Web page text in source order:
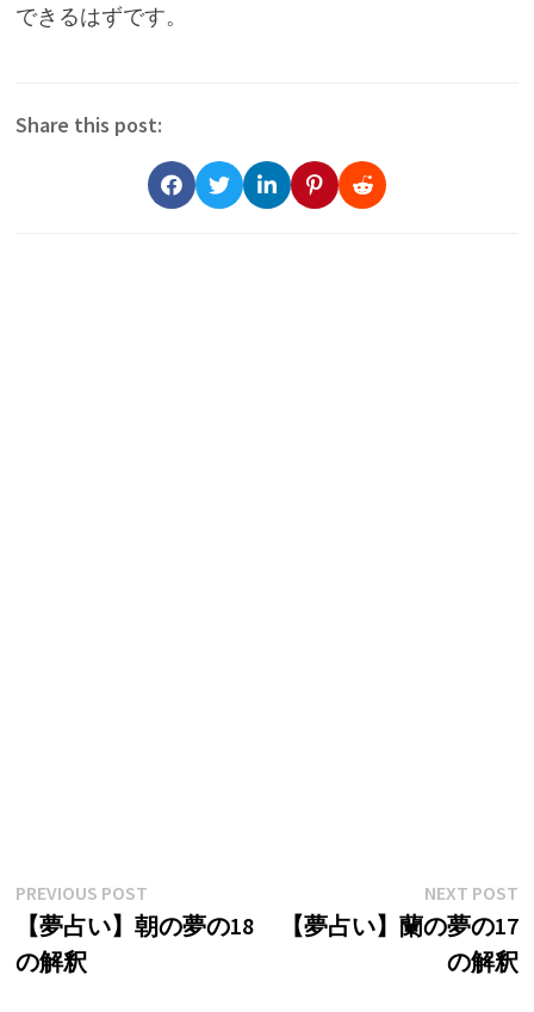
できるはずです。
Share this post:
投
稿
ナ
PREVIOUS POSTPrevious
post:
【夢占い】朝の夢の18
の解釈
NEXT POST
【夢占い】蘭の夢の17
の解釈